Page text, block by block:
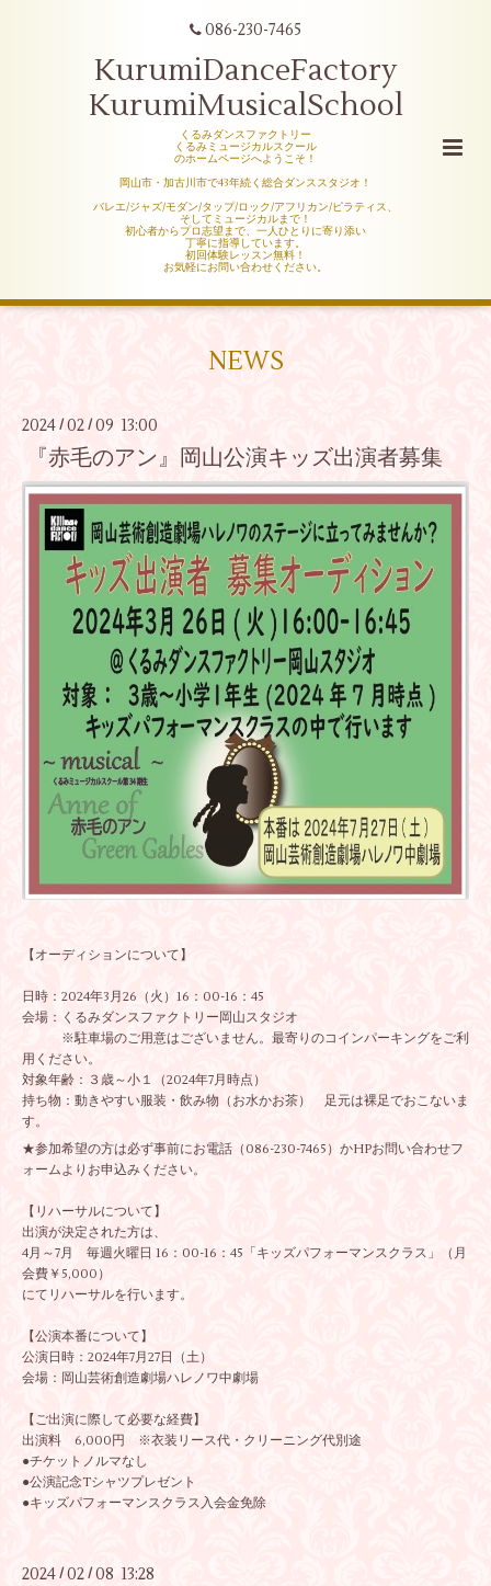
086-230-7465
KurumiDanceFactory
KurumiMusicalSchool
くるみダンスファクトリー
くるみミュージカルスクール
のホームページへようこそ！
岡山市・加古川市で43年続く総合ダンススタジオ！
バレエ/ジャズ/モダン/タップ/ロック/アフリカン/ピラティス、
そしてミュージカルまで！
初心者からプロ志望まで、一人ひとりに寄り添い
丁寧に指導しています。
初回体験レッスン無料！
お気軽にお問い合わせください。
NEWS
2024 / 02 / 09 13:00
『赤毛のアン』岡山公演キッズ出演者募集
【オーディションについて】
日時：2024年3月26（火）16：00-16：45
会場：くるみダンスファクトリー岡山スタジオ
※駐車場のご用意はございません。最寄りのコインパーキングをご利
用ください。
対象年齢：３歳～小１（2024年7月時点）
持ち物：動きやすい服装・飲み物（お水かお茶） 足元は裸足でおこないま
す。
★参加希望の方は必ず事前にお電話（086-230-7465）かHPお問い合わせフ
ォームよりお申込みください。
【リハーサルについて】
出演が決定された方は、
4月～7月 毎週火曜日 16：00-16：45「キッズパフォーマンスクラス」（月
会費￥5,000）
にてリハーサルを行います。
【公演本番について】
公演日時：2024年7月27日（土）
会場：岡山芸術創造劇場ハレノワ中劇場
【ご出演に際して必要な経費】
出演料 6,000円 ※衣装リース代・クリーニング代別途
●チケットノルマなし
●公演記念Tシャツプレゼント
●キッズパフォーマンスクラス入会金免除
2024 / 02 /08 13:28